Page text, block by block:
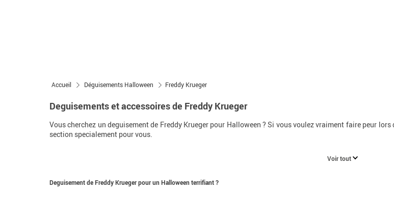
Accueil Déguisements Halloween Freddy Krueger
Deguisements et accessoires de Freddy Krueger
Vous cherchez un deguisement de Freddy Krueger pour Halloween ? Si vous voulez vraiment faire peur
section specialement pour vous.
Voir tout
Deguisement de Freddy Krueger pour un Halloween terrifiant ?